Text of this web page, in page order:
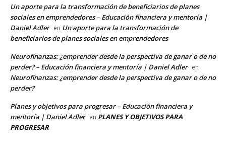
Un aporte para la transformación de beneficiarios de planes
sociales en emprendedores – Educación financiera y mentoría |
Daniel Adler en Un aporte para la transformación de
beneficiarios de planes sociales en emprendedores
Neurofinanzas: ¿emprender desde la perspectiva de ganar o de no
perder? – Educación financiera y mentoría | Daniel Adler en
Neurofinanzas: ¿emprender desde la perspectiva de ganar o de no
perder?
Planes y objetivos para progresar – Educación financiera y
mentoría | Daniel Adler en PLANES Y OBJETIVOS PARA
PROGRESAR